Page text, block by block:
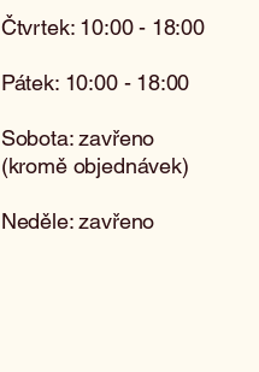
Čtvrtek: 10:00 - 18:00
Pátek: 10:00 - 18:00
Sobota: zavřeno
(kromě objednávek)
Neděle: zavřeno